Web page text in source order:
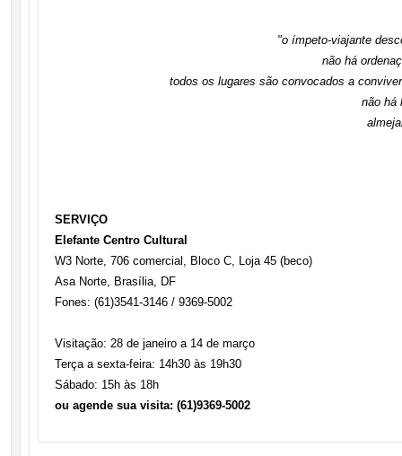
"o ímpeto-viajante
não há
todos os lugares são convocados a
não há
SERVIÇO
Elefante Centro Cultural
W3 Norte, 706 comercial, Bloco C, Loja 45 (beco)
Asa Norte, Brasília, DF
Fones: (61)3541-3146 / 9369-5002
Visitação: 28 de janeiro a 14 de março
Terça a sexta-feira: 14h30 às 19h30
Sábado: 15h às 18h
ou agende sua visita: (61)9369-5002